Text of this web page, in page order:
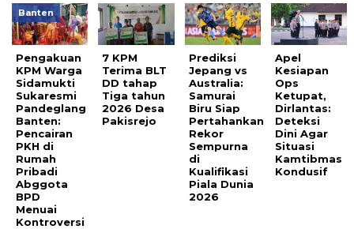
Banten
Pengakuan
KPM Warga
Sidamukti
Sukaresmi
Pandeglang
Banten:
Pencairan
PKH di
Rumah
Pribadi
Abggota
BPD
Menuai
Kontroversi
7 KPM
Terima BLT
DD tahap
Tiga tahun
2026 Desa
Pakisrejo
Prediksi
Jepang vs
Australia:
Samurai
Biru Siap
Pertahankan
Rekor
Sempurna
di
Kualifikasi
Piala Dunia
2026
Apel
Kesiapan
Ops
Ketupat,
Dirlantas:
Deteksi
Dini Agar
Situasi
Kamtibmas
Kondusif